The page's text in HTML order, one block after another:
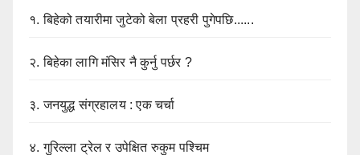
१.बिहेको तयारीमा जुटेको बेला प्रहरी पुगेपछि......
२.बिहेका लागि मंसिर नै कुर्नु पर्छर ?
३.जनयुद्ध संग्रहालय : एक चर्चा
४.गुरिल्ला ट्रेल र उपेक्षित रुकुम पश्चिम